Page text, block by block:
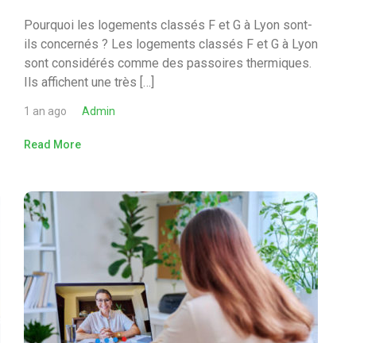
Pourquoi les logements classés F et G à Lyon sont-
ils concernés ? Les logements classés F et G à Lyon
sont considérés comme des passoires thermiques.
Ils affichent une très […]
1 an ago Admin
Read More